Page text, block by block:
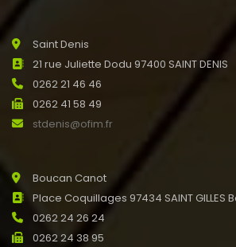
Saint Denis
21 rue Juliette Dodu 97400 SAINT DENIS
0262 21 46 46
0262 41 58 49
stdenis@ofim.fr
Boucan Canot
Place Coquillages 97434 SAINT GILLES
0262 24 26 24
0262 24 38 95